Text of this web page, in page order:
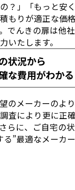
？」「もっと安
もりが適正な価
でんきの扉は他
いたします。
状況から
な費用がわかる
のメーカーのよ
査により更に正
らに、ご自宅の
る”最適なメーカ